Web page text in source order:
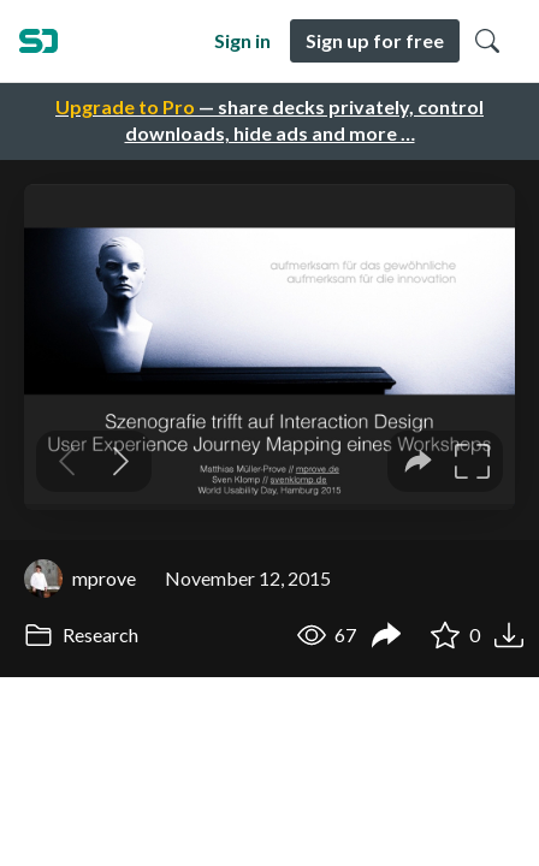
Upgrade to Pro — share decks privately, control
downloads, hide ads and more …
Sign in Sign up for free
mprove November 12, 2015
Research 67 0